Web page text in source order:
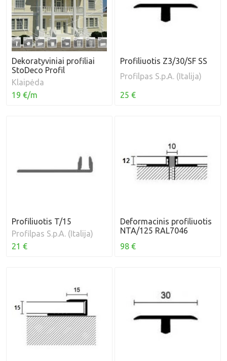
Dekoratyviniai profiliai
StoDeco Profil
Klaipėda
19 €/m
Profiliuotis Z3/30/SF SS
Profilpas S.p.A. (Italija)
25 €
Profiliuotis T/15
Profilpas S.p.A. (Italija)
21 €
Deformacinis profiliuotis
NTA/125 RAL7046
98 €